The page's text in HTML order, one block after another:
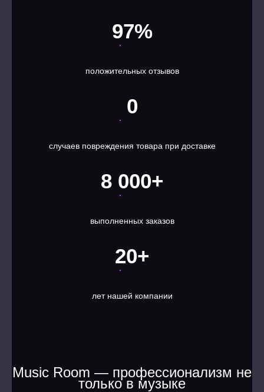
97%
положительных отзывов
0
случаев повреждения товара при доставке
8 000+
выполненных заказов
20+
лет нашей компании
Music Room — профессионализм не
только в музыке